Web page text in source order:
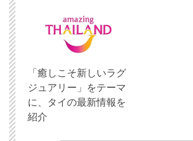
「癒しこそ新しいラグ
ジュアリー」をテーマ
に、タイの最新情報を
紹介